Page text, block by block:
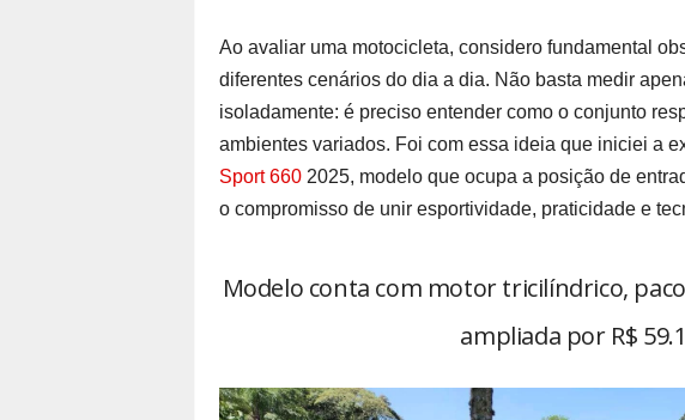
Ao avaliar uma motocicleta, considero fundamental
diferentes cenários do dia a dia. Não basta medir
isoladamente: é preciso entender como o conjunto
ambientes variados. Foi com essa ideia que iniciei a
Sport 6602025, modelo que ocupa a posição de
o compromisso de unir esportividade, praticidade e
Modelo conta com motor tricilíndrico,
ampliada por R$